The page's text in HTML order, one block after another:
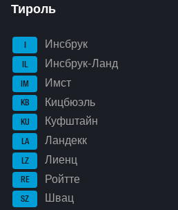
Тироль
I Инсбрук
IL Инсбрук-Ланд
IM Имст
KB Кицбюэль
KU Куфштайн
LA Ландекк
LZ Лиенц
RE Ройтте
SZ Швац